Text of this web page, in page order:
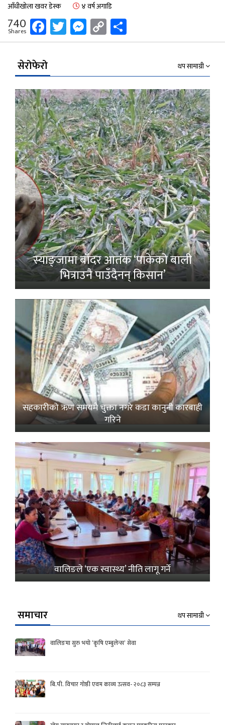
आँधीखोला खवर डेस्क ४ वर्ष अगाडि
740
Shares Facebook
Twitter
Messenger
Copy
Link
सेरोफेरो थप सामाग्री
स्याङ्जामा बाँदर आतंक ‘पाकेको बाली
भित्राउनै पाउँदैनन् किसान’
सहकारीको ऋण समयमै चुक्ता नगरे कडा कानुनी कारबाही
गरिने
वालिङले ‘एक स्वास्थ्य’ नीति लागू गर्ने
समाचार थप सामाग्री
वालिङमा सुरु भयो ‘कृषि एम्बुलेन्स’ सेवा
बि.पी. विचार गोष्ठी एवम काव्य उत्सव- २०८३ सम्पन्न